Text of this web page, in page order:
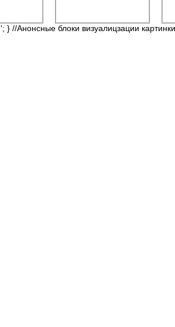
'; } //Анонсные блоки визуалицзации